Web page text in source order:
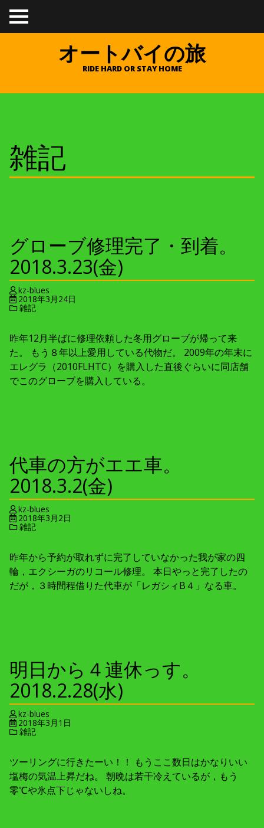
TO
GGL
オートバイの旅
RIDE HARD OR STAY HOME
雑記
グローブ修理完了・到着。
2018.3.23(金)
kz-blues
2018年3月24日
雑記
昨年12月半ばに修理依頼した冬用グローブが帰って来
た。 もう８年以上愛用している代物だ。 2009年の年末に
エレグラ（2010FLHTC）を購入した直後ぐらいに同店舗
でこのグローブを購入している。
代車の方がエエ車。
2018.3.2(金)
kz-blues
2018年3月2日
雑記
昨年から予約が取れずに完了していなかった我が家の四
輪，エクシーガのリコール修理。 本日やっと完了したの
だが，３時間程借りた代車が「レガシィB４」なる車。
明日から４連休っす。
2018.2.28(水)
kz-blues
2018年3月1日
雑記
ツーリングに行きたーい！！ もうここ数日はかなりいい
塩梅の気温上昇だね。 朝晩は若干冷えているが，もう
零℃や氷点下じゃないしね。